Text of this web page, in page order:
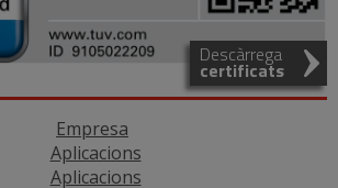
Descàrrega
certificats
Empresa
Aplicacions
Aplicacions